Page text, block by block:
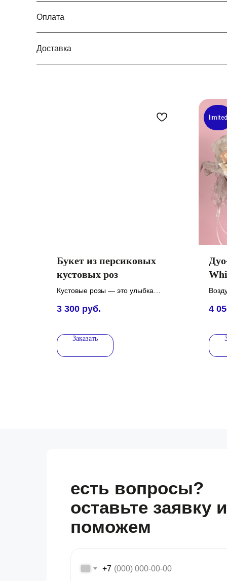
Оплата
Доставка
Букет из персиковых
кустовых роз
Кустовые розы — это улыбка
лепестке
3 300 руб.
Заказать
limited
4
есть вопросы?
оставьте заявку
поможем
+7